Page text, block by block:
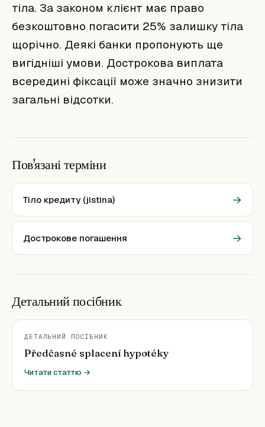
тіла. За законом клієнт має право
безкоштовно погасити 25% залишку тіла
щорічно. Деякі банки пропонують ще
вигідніші умови. Дострокова виплата
всередині фіксації може значно знизити
загальні відсотки.
Пов'язані терміни
Тіло кредиту (jistina) →
Дострокове погашення →
Детальний посібник
ДЕТАЛЬНИЙ ПОСІБНИК
Předčasné splacení hypotéky
Читати статтю →